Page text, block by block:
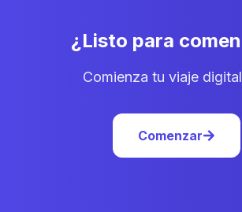
¿Listo para
Comienza tu viaje
Comenzar